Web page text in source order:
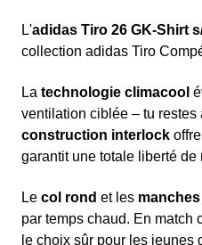
L'adidas Tiro 26 GK-Shirt
collection adidas Tiro
La technologie climacool
ventilation ciblée – tu
construction interlock
garantit une totale liberté
Le col rond et les
par temps chaud. En match
le choix sûr pour les